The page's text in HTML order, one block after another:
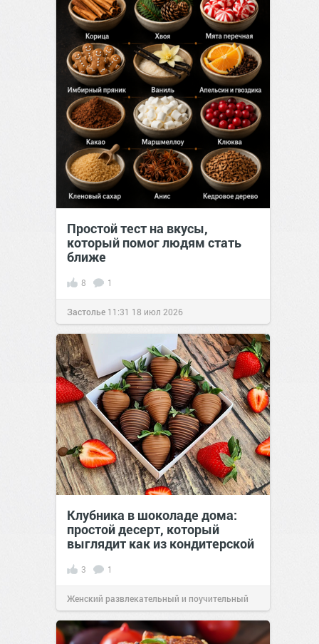
Простой тест на вкусы,
который помог людям стать
ближе
8 1
Застолье 11:31 18 июл 2026
Клубника в шоколаде дома:
простой десерт, который
выглядит как из кондитерской
3 1
Женский развлекательный и поучительный
сайт.21:4826 апр 2026